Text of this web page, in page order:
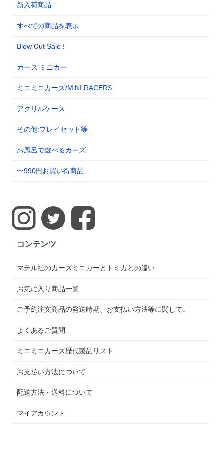
新入荷商品
すべての商品を表示
Blow Out Sale !
カーズ ミニカー
ミニミニカーズ/MINI RACERS
アクリルケース
その他:プレイセット等
お風呂で遊べるカーズ
〜990円お買い得商品
コンテンツ
マテル社のカーズミニカーとトミカとの違い
お気に入り商品一覧
ご予約注文商品の発送時期、お支払い方法等に関して。
よくあるご質問
ミニミニカーズ歴代製品リスト
お支払い方法について
配送方法・送料について
マイアカウント